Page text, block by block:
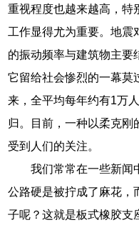
重视程度也越来越高，特
工作显得尤为重要。地震
的振动频率与建筑物主要
它留给社会惨烈的一幕莫
来，全平均每年约有1万
归。目前，一种以柔克刚
受到人们的关注。
我们常常在一些新闻
公路硬是被拧成了麻花，
子呢？这就是板式橡胶支